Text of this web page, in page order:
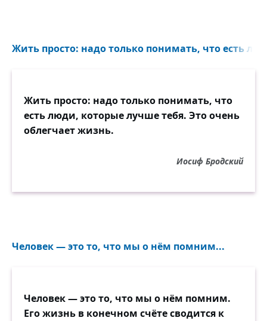
зима — порой длиннее лета,
бывает сад громаден, густ,
а вот плодов совсем не снимешь...
Так берегись холодных чувств,
Жить просто: надо только понимать, что есть
Жить просто: надо только понимать, что
есть люди, которые лучше тебя. Это очень
облегчает жизнь.
Иосиф Бродский
Человек — это то, что мы о нём помним...
Человек — это то, что мы о нём помним.
Его жизнь в конечном счёте сводится к